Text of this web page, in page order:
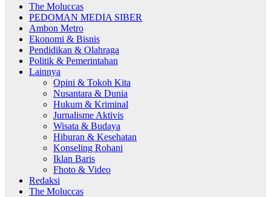
The Moluccas
PEDOMAN MEDIA SIBER
Ambon Metro
Ekonomi & Bisnis
Pendidikan & Olahraga
Politik & Pemerintahan
Lainnya
Opini & Tokoh Kita
Nusantara & Dunia
Hukum & Kriminal
Jurnalisme Aktivis
Wisata & Budaya
Hiburan & Kesehatan
Konseling Rohani
Iklan Baris
Fhoto & Video
Redaksi
The Moluccas